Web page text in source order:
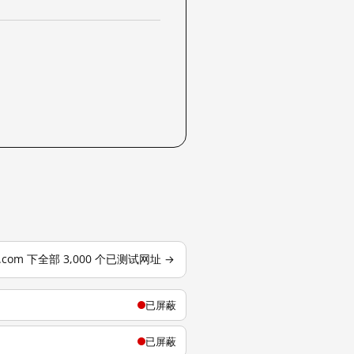
下全部 3,000 个已测试网址 →
已屏蔽
已屏蔽